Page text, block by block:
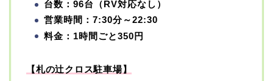
台数：96台（RV対応なし）
営業時間：7:30分～22:30
料金：1時間ごと350円
【札の辻クロス駐車場】